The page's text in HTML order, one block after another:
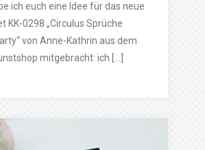
ich euch eine Idee für das neue
KK-0298 „Circulus Sprüche
von Anne-Kathrin aus dem
mitgebracht: ich […]